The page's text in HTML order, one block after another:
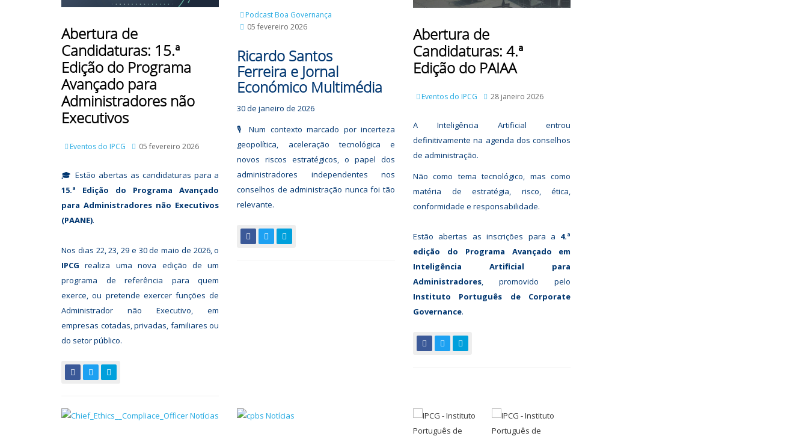
Abertura de
Candidaturas: 15.ª
Edição do Programa
Avançado para
Administradores não
Executivos
Eventos do IPCG 05 fevereiro 2026
🎓 Estão abertas as candidaturas para a
15.ª Edição do Programa Avançado
para Administradores não Executivos
(PAANE).
Nos dias 22, 23, 29 e 30 de maio de 2026, o
IPCG realiza uma nova edição de um
programa de referência para quem
exerce, ou pretende exercer funções de
Administrador não Executivo, em
empresas cotadas, privadas, familiares ou
do setor público.
Podcast Boa Governança
05 fevereiro 2026
Ricardo Santos
Ferreira e Jornal
Económico Multimédia
30 de janeiro de 2026
🎙️ Num contexto marcado por incerteza
geopolítica, aceleração tecnológica e
novos riscos estratégicos, o papel dos
administradores independentes nos
conselhos de administração nunca foi tão
relevante.
Abertura de
Candidaturas: 4.ª
Edição do PAIAA
Eventos do IPCG 28 janeiro 2026
A Inteligência Artificial entrou
definitivamente na agenda dos conselhos
de administração.
Não como tema tecnológico, mas como
matéria de estratégia, risco, ética,
conformidade e responsabilidade.
Estão abertas as inscrições para a 4.ª
edição do Programa Avançado em
Inteligência Artificial para
Administradores, promovido pelo
Instituto Português de Corporate
Governance.